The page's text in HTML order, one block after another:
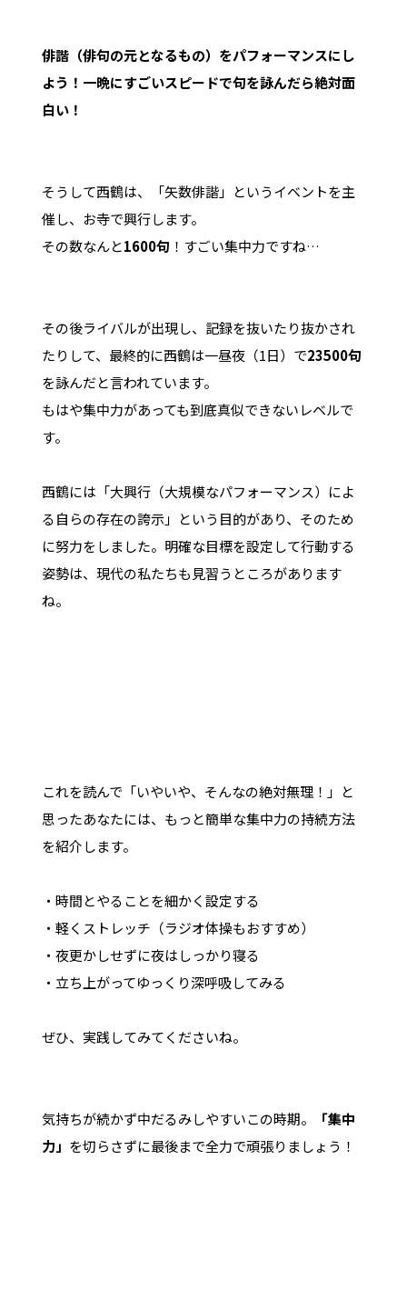
俳諧（俳句の元となるもの）をパフォーマンスにし
よう！一晩にすごいスピードで句を詠んだら絶対面
白い！
そうして西鶴は、「矢数俳諧」というイベントを主
催し、お寺で興行します。
その数なんと1600句 ！すごい集中力ですね…
その後ライバルが出現し、記録を抜いたり抜かされ
たりして、最終的に西鶴は一昼夜（1日）で23500句
を詠んだと言われています。
もはや集中力があっても到底真似できないレベルで
す。
西鶴には「大興行（大規模なパフォーマンス）によ
る自らの存在の誇示」という目的があり、そのため
に努力をしました。明確な目標を設定して行動する
姿勢は、現代の私たちも見習うところがあります
ね。
これを読んで「いやいや、そんなの絶対無理！」と
思ったあなたには、もっと簡単な集中力の持続方法
を紹介します。
・時間とやることを細かく設定する
・軽くストレッチ（ラジオ体操もおすすめ）
・夜更かしせずに夜はしっかり寝る
・立ち上がってゆっくり深呼吸してみる
ぜひ、実践してみてくださいね。
気持ちが続かず中だるみしやすいこの時期。
「集中
力」 を切らさずに最後まで全力で頑張りましょう！